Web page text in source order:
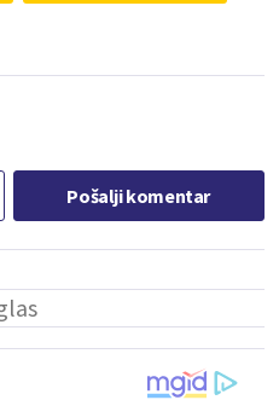
Pošalji komentar